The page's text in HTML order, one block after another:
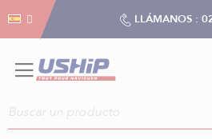
LLÁMANOS :
Gestión de cookies
Gestión de cookies